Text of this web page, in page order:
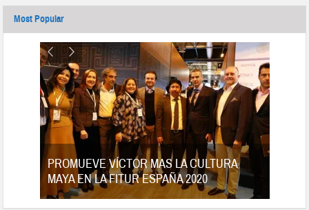
Most Popular
PROMUEVE VÍCTOR MAS LA CULTURA
MAYA EN LA FITUR ESPAÑA 2020